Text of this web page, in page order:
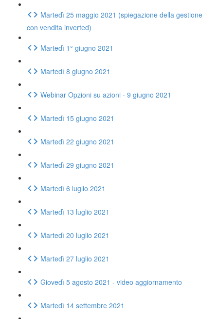
Martedì 25 maggio 2021 (spiegazione della gestione
con vendita inverted)
Martedì 1° giugno 2021
Martedì 8 giugno 2021
Webinar Opzioni su azioni - 9 giugno 2021
Martedì 15 giugno 2021
Martedì 22 giugno 2021
Martedì 29 giugno 2021
Martedì 6 luglio 2021
Martedì 13 luglio 2021
Martedì 20 luglio 2021
Martedì 27 luglio 2021
Giovedì 5 agosto 2021 - video aggiornamento
Martedì 14 settembre 2021